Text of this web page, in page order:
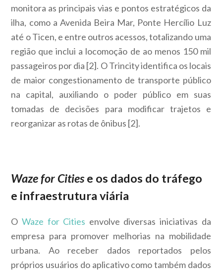
monitora as principais vias e pontos estratégicos da
ilha, como a Avenida Beira Mar, Ponte Hercílio Luz
até o Ticen, e entre outros acessos, totalizando uma
região que inclui a locomoção de ao menos 150 mil
passageiros por dia [2]. O Trincity identifica os locais
de maior congestionamento de transporte público
na capital, auxiliando o poder público em suas
tomadas de decisões para modificar trajetos e
reorganizar as rotas de ônibus [2].
Waze for Citiese os dados do tráfego
e infraestrutura viária
OWaze for Cities envolve diversas iniciativas da
empresa para promover melhorias na mobilidade
urbana. Ao receber dados reportados pelos
próprios usuários do aplicativo como também dados